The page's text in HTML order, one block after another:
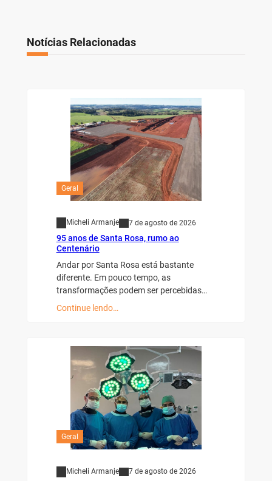
Notícias Relacionadas
Geral
Micheli Armanje 7 de agosto de 2026
95 anos de Santa Rosa, rumo ao
Centenário
Andar por Santa Rosa está bastante
diferente. Em pouco tempo, as
transformações podem ser percebidas…
Continue lendo…
Geral
Micheli Armanje 7 de agosto de 2026